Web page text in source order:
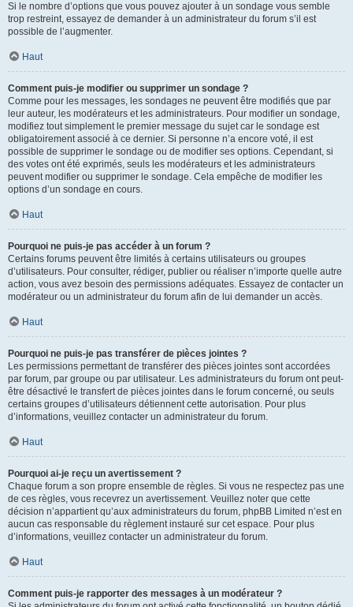
Si le nombre d’options que vous pouvez ajouter à un sondage vous semble
trop restreint, essayez de demander à un administrateur du forum s’il est
possible de l’augmenter.
Haut
Comment puis-je modifier ou supprimer un sondage ?
Comme pour les messages, les sondages ne peuvent être modifiés que par
leur auteur, les modérateurs et les administrateurs. Pour modifier un sondage,
modifiez tout simplement le premier message du sujet car le sondage est
obligatoirement associé à ce dernier. Si personne n’a encore voté, il est
possible de supprimer le sondage ou de modifier ses options. Cependant, si
des votes ont été exprimés, seuls les modérateurs et les administrateurs
peuvent modifier ou supprimer le sondage. Cela empêche de modifier les
options d’un sondage en cours.
Haut
Pourquoi ne puis-je pas accéder à un forum ?
Certains forums peuvent être limités à certains utilisateurs ou groupes
d’utilisateurs. Pour consulter, rédiger, publier ou réaliser n’importe quelle autre
action, vous avez besoin des permissions adéquates. Essayez de contacter un
modérateur ou un administrateur du forum afin de lui demander un accès.
Haut
Pourquoi ne puis-je pas transférer de pièces jointes ?
Les permissions permettant de transférer des pièces jointes sont accordées
par forum, par groupe ou par utilisateur. Les administrateurs du forum ont peut-
être désactivé le transfert de pièces jointes dans le forum concerné, ou seuls
certains groupes d’utilisateurs détiennent cette autorisation. Pour plus
d’informations, veuillez contacter un administrateur du forum.
Haut
Pourquoi ai-je reçu un avertissement ?
Chaque forum a son propre ensemble de règles. Si vous ne respectez pas une
de ces règles, vous recevrez un avertissement. Veuillez noter que cette
décision n’appartient qu’aux administrateurs du forum, phpBB Limited n’est en
aucun cas responsable du règlement instauré sur cet espace. Pour plus
d’informations, veuillez contacter un administrateur du forum.
Haut
Comment puis-je rapporter des messages à un modérateur ?